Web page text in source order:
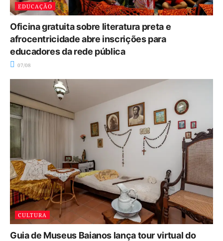
EDUCAÇÃO
Oficina gratuita sobre literatura preta e
afrocentricidade abre inscrições para
educadores da rede pública
07/08
CULTURA
Guia de Museus Baianos lança tour virtual do